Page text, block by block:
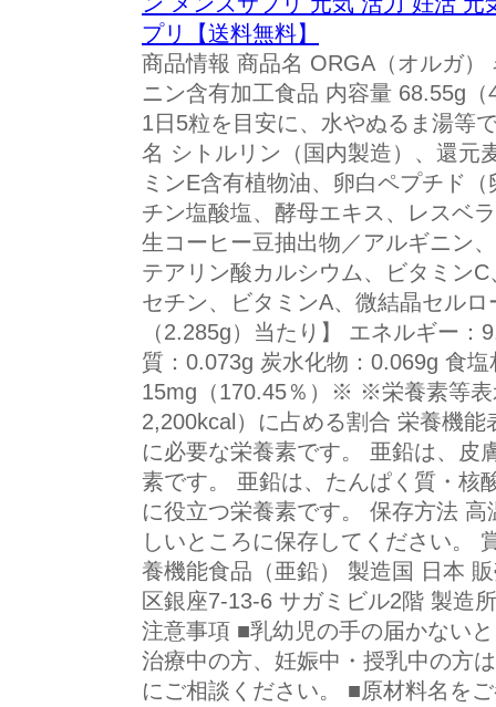
プリ【送料無料】
商品情報 商品名 ORGA（オルガ
ニン含有加工食品 内容量 68.55g
1日5粒を目安に、水やぬるま湯等
名 シトルリン（国内製造）、還元
ミンE含有植物油、卵白ペプチド
チン塩酸塩、酵母エキス、レスベ
生コーヒー豆抽出物／アルギニン
テアリン酸カルシウム、ビタミン
セチン、ビタミンA、微結晶セル
（2.285g）当たり】 エネルギー
質：0.073g 炭水化物：0.069g 食
15mg（170.45％）※ ※栄養素等表
2,200kcal）に占める割合 栄養機
に必要な栄養素です。 亜鉛は、皮
素です。 亜鉛は、たんぱく質・核
に役立つ栄養素です。 保存方法
しいところに保存してください。
養機能食品（亜鉛） 製造国 日本
区銀座7-13-6 サガミビル2階 製造
注意事項 ■乳幼児の手の届かない
治療中の方、妊娠中・授乳中の方
にご相談ください。 ■原材料名を